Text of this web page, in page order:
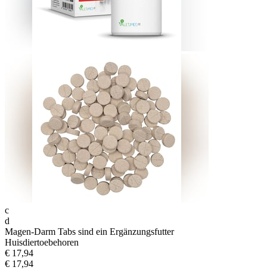
c
d
Magen-Darm Tabs sind ein Ergänzungsfutter
Huisdiertoebehoren
€ 17,94
€ 17,94